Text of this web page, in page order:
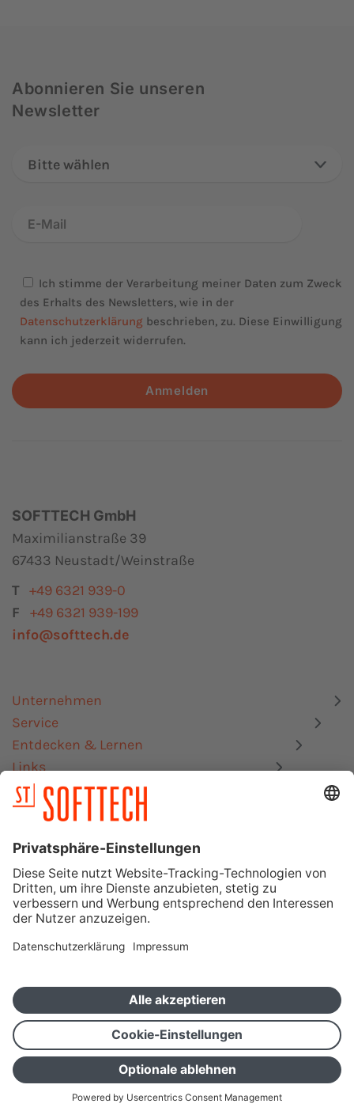
Abonnieren Sie unseren
Newsletter
Bitte wählen
Ich stimme der Verarbeitung meiner Daten zum Zweck
des Erhalts des Newsletters, wie in der
Datenschutzerklärung beschrieben, zu. Diese Einwilligung
kann ich jederzeit widerrufen.
Anmelden
SOFTTECH GmbH
Maximilianstraße 39
67433 Neustadt/Weinstraße
T +49 6321 939-0
F
+49 6321 939-199
info@softtech.de
Unternehmen
Service
Entdecken & Lernen
Links
Datenschutz
Mitgliedschaften, Zertifizierungen & Schnittstellen
SOFTTECH GmbH – Ein Unternehmen der Orca Group
Betatest-Portal Vertriebsportal